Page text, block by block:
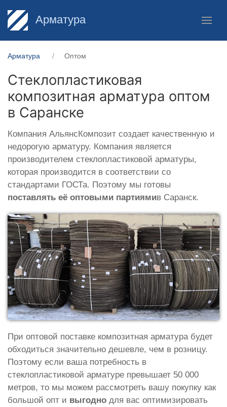
Арматура
Арматура Оптом
Стеклопластиковая
композитная арматура оптом
в Саранске
Компания АльянсКомпозит создает качественную и
недорогую арматуру. Компания является
производителем стеклопластиковой арматуры,
которая производится в соответствии со
стандартами ГОСТа. Поэтому мы готовы
поставлять её оптовыми партиямив Саранск.
При оптовой поставке композитная арматура будет
обходиться значительно дешевле, чем в розницу.
Поэтому если ваша потребность в
стеклопластиковой арматуре превышает 50 000
метров, то мы можем рассмотреть вашу покупку как
большой опт и выгодно для вас оптимизировать